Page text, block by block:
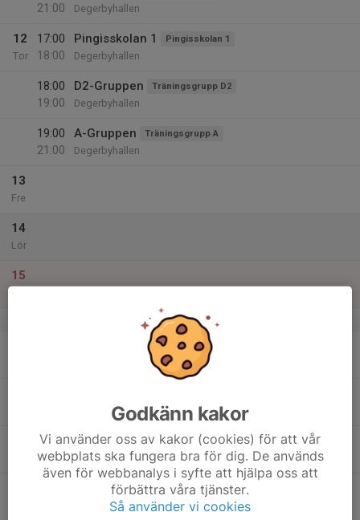
21:00
Degerbyhallen
12
Tor
17:00
18:00
Pingisskolan 1 Pingisskolan 1
Degerbyhallen
18:00
19:00
D2-Gruppen Träningsgrupp D2
Degerbyhallen
19:00
21:00
A-Gruppen Träningsgrupp A
Degerbyhallen
13
Fre
14
Lör
15
v.47
Träningsgrupp B
Degerbyhallen
18:00
19:30
D1-Gruppen Träningsgrupp D1
Degerbyhallen
B-Gruppen Träningsgrupp B
Degerbyhallen
Godkänn kakor
Vi använder oss av kakor (cookies) för att vår
webbplats ska fungera bra för dig. De används
även för webbanalys i syfte att hjälpa oss att
förbättra våra tjänster.
Så använder vi cookies